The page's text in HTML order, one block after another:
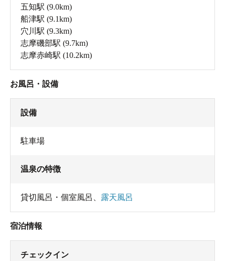
五知駅 (9.0km)
船津駅 (9.1km)
穴川駅 (9.3km)
志摩磯部駅 (9.7km)
志摩赤崎駅 (10.2km)
お風呂・設備
設備
駐車場
温泉の特徴
貸切風呂・個室風呂 露天風呂
宿泊情報
チェックイン